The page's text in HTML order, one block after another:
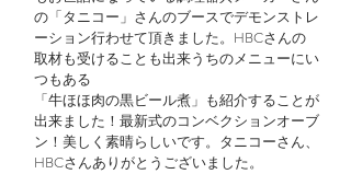
の「タニコー」さんのブースでデモンストレ
ーション行わせて頂きました。HBCさんの
取材も受けることも出来うちのメニューにい
つもある
「牛ほほ肉の黒ビール煮」も紹介することが
出来ました！最新式のコンベクションオーブ
ン！美しく素晴らしいです。タニコーさん、
HBCさんありがとうございました。